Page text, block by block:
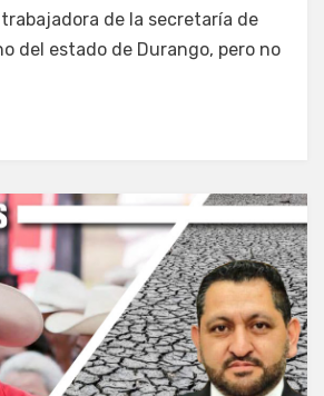
de la secretaría de
del estado de Durango, pero no